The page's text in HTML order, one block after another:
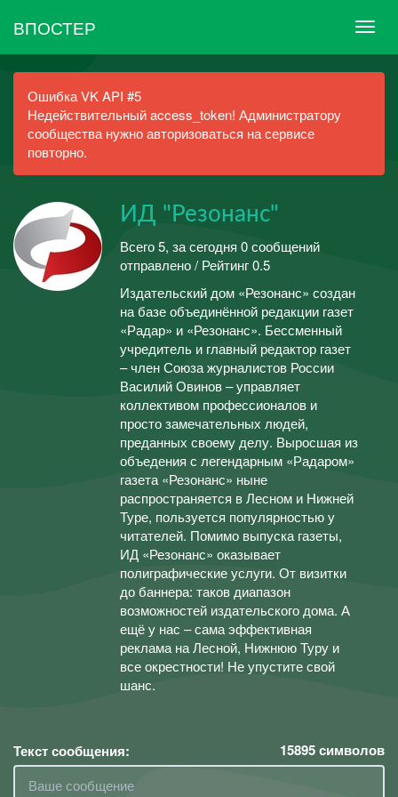
ВПОСТЕР
Ошибка VK API #5
Недействительный access_token! Администратору
сообщества нужно авторизоваться на сервисе
повторно.
ИД "Резонанс"
Всего 5, за сегодня 0 сообщений
отправлено / Рейтинг 0.5
Издательский дом «Резонанс» создан
на базе объединённой редакции газет
«Радар» и «Резонанс». Бессменный
учредитель и главный редактор газет
– член Союза журналистов России
Василий Овинов – управляет
коллективом профессионалов и
просто замечательных людей,
преданных своему делу. Выросшая из
объедения с легендарным «Радаром»
газета «Резонанс» ныне
распространяется в Лесном и Нижней
Туре, пользуется популярностью у
читателей. Помимо выпуска газеты,
ИД «Резонанс» оказывает
полиграфические услуги. От визитки
до баннера: таков диапазон
возможностей издательского дома. А
ещё у нас – сама эффективная
реклама на Лесной, Нижнюю Туру и
все окрестности! Не упустите свой
шанс.
Текст сообщения: 15895символов